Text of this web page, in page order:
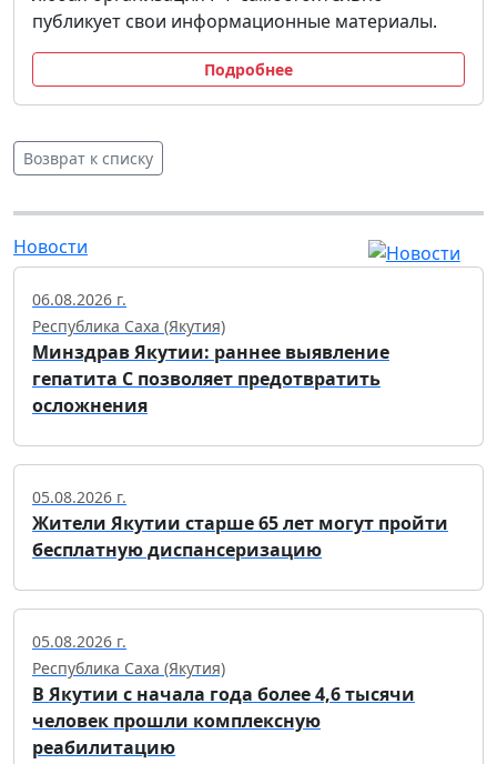
публикует свои информационные материалы.
Подробнее
Возврат к списку
Новости
06.08.2026 г.
Республика Саха (Якутия)
Минздрав Якутии: раннее выявление
гепатита С позволяет предотвратить
осложнения
05.08.2026 г.
Жители Якутии старше 65 лет могут пройти
бесплатную диспансеризацию
05.08.2026 г.
Республика Саха (Якутия)
В Якутии с начала года более 4,6 тысячи
человек прошли комплексную
реабилитацию